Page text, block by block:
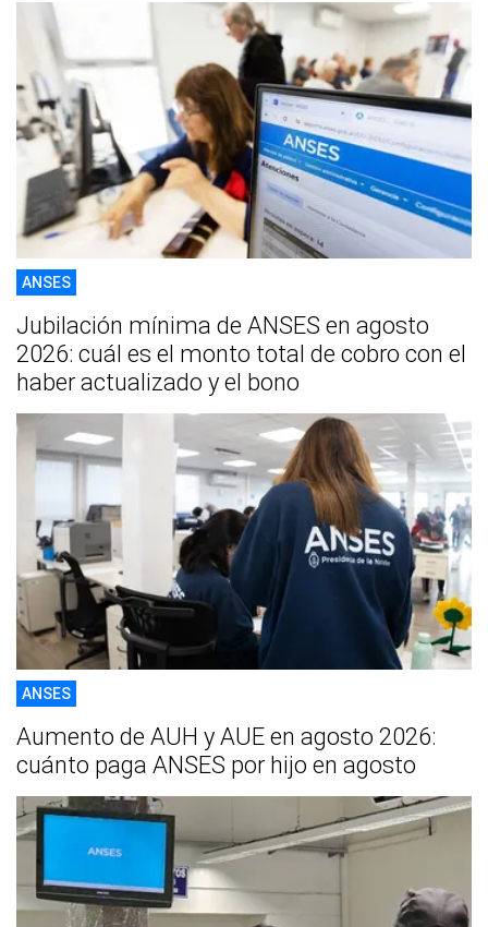
ANSES
Jubilación mínima de ANSES en agosto
2026: cuál es el monto total de cobro con el
haber actualizado y el bono
ANSES
Aumento de AUH y AUE en agosto 2026:
cuánto paga ANSES por hijo en agosto